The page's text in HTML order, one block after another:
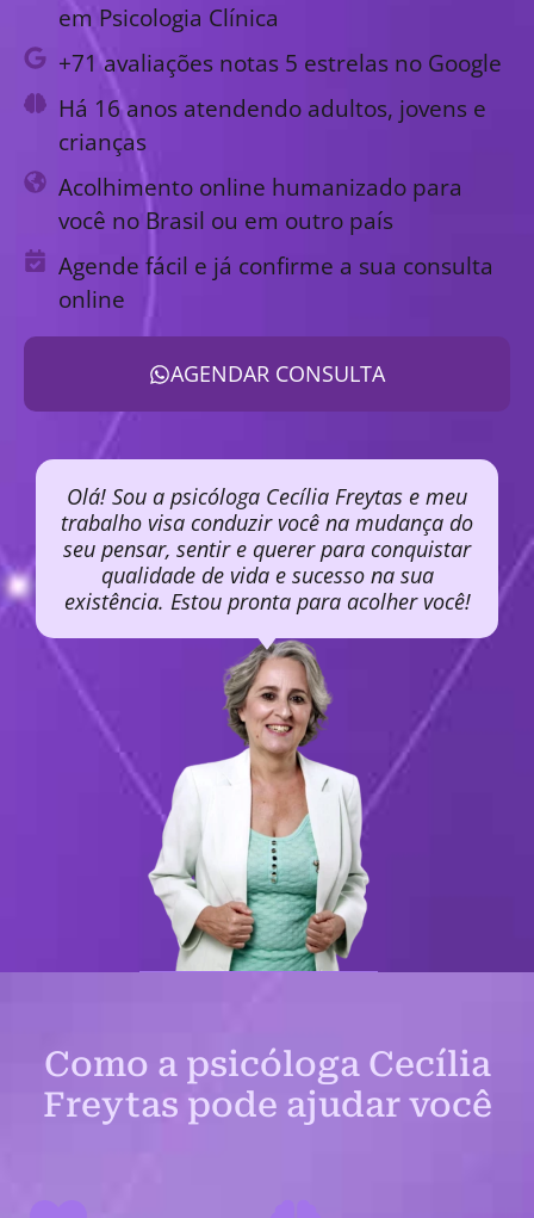
em Psicologia Clínica
+71 avaliações notas 5 estrelas no Google
Há 16 anos atendendo adultos, jovens e
crianças
Acolhimento online humanizado para
você no Brasil ou em outro país
Agende fácil e já confirme a sua consulta
online
AGENDAR CONSULTA
Olá! Sou a psicóloga Cecília Freytas e meu
trabalho visa conduzir você na mudança do
seu pensar, sentir e querer para conquistar
qualidade de vida e sucesso na sua
existência. Estou pronta para acolher você!
Como a psicóloga Cecília
Freytas pode ajudar você